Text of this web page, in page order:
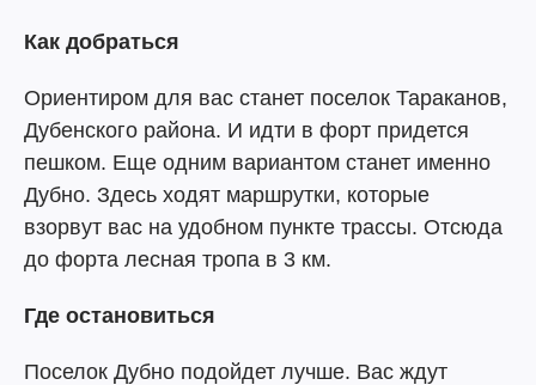
Как добраться
Ориентиром для вас станет поселок Тараканов,
Дубенского района. И идти в форт придется
пешком. Еще одним вариантом станет именно
Дубно. Здесь ходят маршрутки, которые
взорвут вас на удобном пункте трассы. Отсюда
до форта лесная тропа в 3 км.
Где остановиться
Поселок Дубно подойдет лучше. Вас ждут